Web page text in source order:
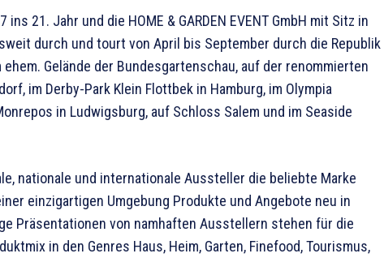
ins 21. Jahr und die HOME & GARDEN EVENT GmbH mit Sitz in
durch und tourt von April bis September durch die Republik
Gelände der Bundesgartenschau, auf der renommierten
im Derby-Park Klein Flottbek in Hamburg, im Olympia
in Ludwigsburg, auf Schloss Salem und im Seaside
nationale und internationale Aussteller die beliebte Marke
einzigartigen Umgebung Produkte und Angebote neu in
Präsentationen von namhaften Ausstellern stehen für die
in den Genres Haus, Heim, Garten, Finefood, Tourismus,